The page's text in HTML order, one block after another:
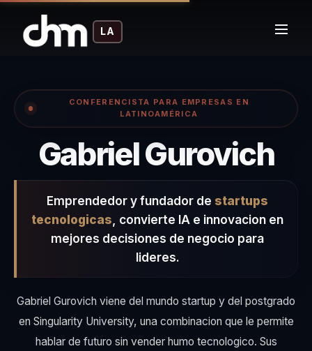
LA
CONFERENCISTA PARA EMPRESAS EN
LATINOAMÉRICA
Gabriel Gurovich–
Emprendedor y fundador de startups
tecnologicas , convierte IA e innovacion en
mejores decisiones de negocio para
lideres.
Gabriel Gurovich viene del mundo startup y del postgrado
en Singularity University, una combinacion que le permite
hablar de futuro sin vender humo tecnologico. Sus